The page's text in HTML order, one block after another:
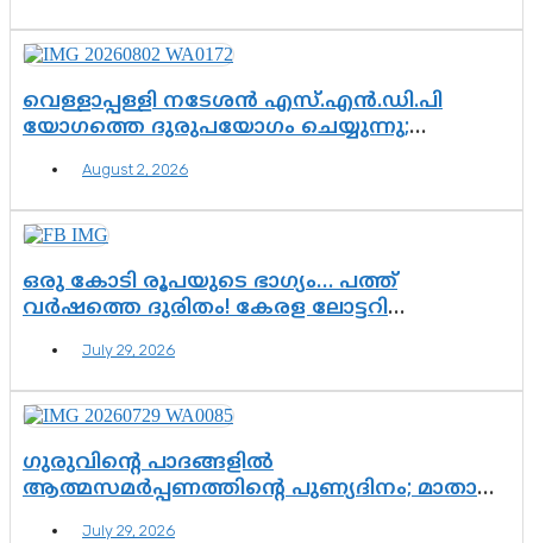
വെള്ളാപ്പള്ളി നടേശൻ എസ്.എൻ.ഡി.പി
യോഗത്തെ ദുരുപയോഗം ചെയ്യുന്നു;
വിഷവിത്ത്: ഗോകുലം ഗോപാലൻ
August 2, 2026
ഒരു കോടി രൂപയുടെ ഭാഗ്യം… പത്ത്
വർഷത്തെ ദുരിതം! കേരള ലോട്ടറി
പോരാട്ടംJuly 29, 2026
ഗുരുവിന്റെ പാദങ്ങളിൽ
ആത്മസമർപ്പണത്തിന്റെ പുണ്യദിനം; മാതാ
July 29, 2026